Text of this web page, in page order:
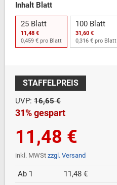
Inhalt Blatt
25 Blatt
11,48 €
0,459 € pro Blatt
100 Blatt
31,60 €
0,316 € pro Blatt
STAFFELPREIS
UVP: 16,65 €
31% gespart
11,48 €
inkl. MWSt zzgl. Versand
Ab 1
11,48 €